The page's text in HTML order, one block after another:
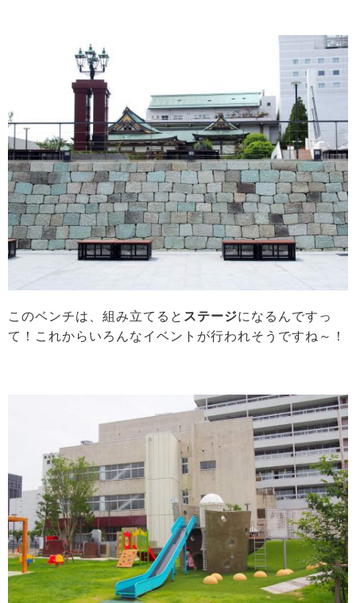
このベンチは、組み立てると ステージになるんですっ
て！これからいろんなイベントが行われそうですね～！